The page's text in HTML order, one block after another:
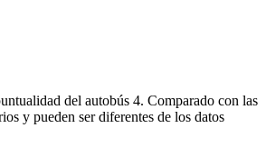
del autobús 4. Comparado con las
y pueden ser diferentes de los datos